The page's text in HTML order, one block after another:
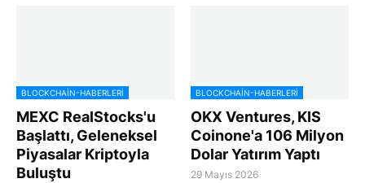
BLOCKCHAIN-HABERLERI
MEXC RealStocks'u
Başlattı, Geleneksel
Piyasalar Kriptoyla
Buluştu
BLOCKCHAIN-HABERLERI
OKX Ventures, KIS
Coinone'a 106 Milyon
Dolar Yatırım Yaptı
29 Mayıs 2026